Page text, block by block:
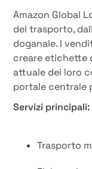
Amazon Global
del trasporto,
doganale. I
creare etichette
attuale dei loro
portale centrale
Servizi principali:
Trasporto